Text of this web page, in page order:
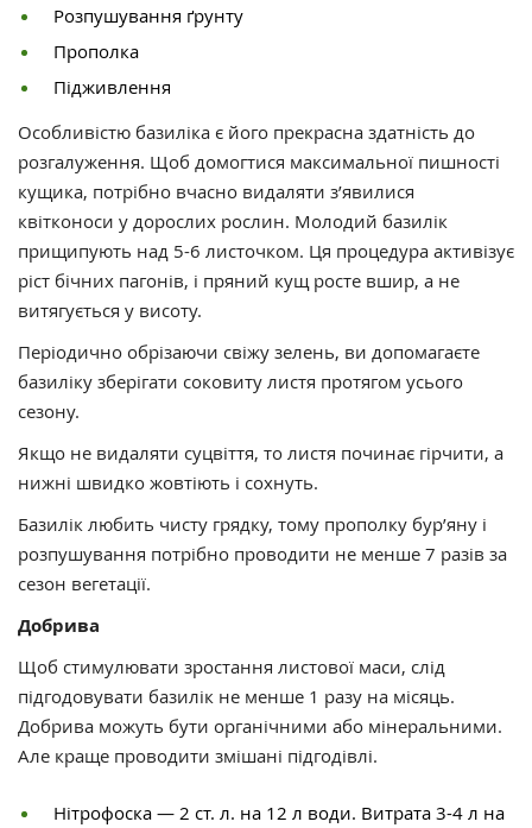
Розпушування ґрунту
Прополка
Підживлення
Особливістю базиліка є його прекрасна здатність до
розгалуження. Щоб домогтися максимальної пишності
кущика, потрібно вчасно видаляти з’явилися
квітконоси у дорослих рослин. Молодий базилік
прищипують над 5-6 листочком. Ця процедура активізує
ріст бічних пагонів, і пряний кущ росте вшир, а не
витягується у висоту.
Періодично обрізаючи свіжу зелень, ви допомагаєте
базиліку зберігати соковиту листя протягом усього
сезону.
Якщо не видаляти суцвіття, то листя починає гірчити, а
нижні швидко жовтіють і сохнуть.
Базилік любить чисту грядку, тому прополку бур’яну і
розпушування потрібно проводити не менше 7 разів за
сезон вегетації.
Добрива
Щоб стимулювати зростання листової маси, слід
підгодовувати базилік не менше 1 разу на місяць.
Добрива можуть бути органічними або мінеральними.
Але краще проводити змішані підгодівлі.
Нітрофоска — 2 ст. л. на 12 л води. Витрата 3-4 л на